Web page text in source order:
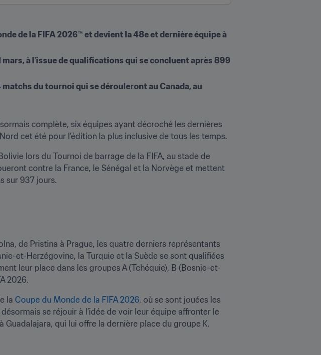
de la FIFA 2026™ et devient la 48e et dernière équipe à
à l'issue de qualifications qui se concluent après 899
du tournoi qui se dérouleront au Canada, au
complète, six équipes ayant décroché les dernières
cet été pour l’édition la plus inclusive de tous les temps.
lors du Tournoi de barrage de la FIFA, au stade de
contre la France, le Sénégal et la Norvège et mettent
sur 937 jours.
de Pristina à Prague, les quatre derniers représentants
et-Herzégovine, la Turquie et la Suède se sont qualifiées
leur place dans les groupes A (Tchéquie), B (Bosnie-et-
2026.
la Coupe du Monde de la FIFA 2026, où se sont jouées les
se réjouir à l’idée de voir leur équipe affronter le
qui lui offre la dernière place du groupe K.